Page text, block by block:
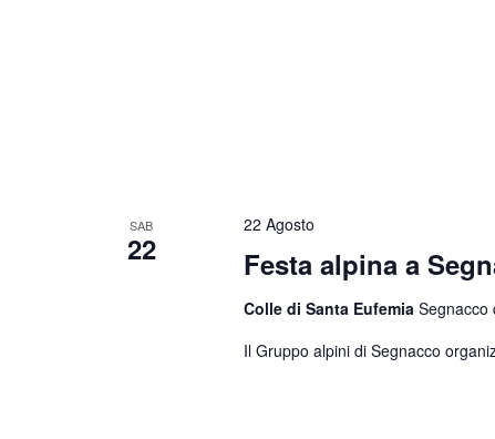
SAB
22 Festa alpina a
22 Agosto
Colle di Santa Eufemia Segnacco
Il Gruppo alpini di Segnacco